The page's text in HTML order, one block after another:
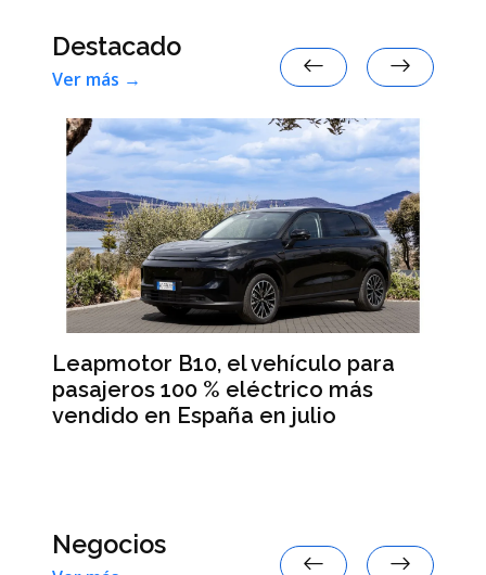
Destacado
Ver más →
Leapmotor B10, el vehículo para
pasajeros 100 % eléctrico más
vendido en España en julio
Negocios